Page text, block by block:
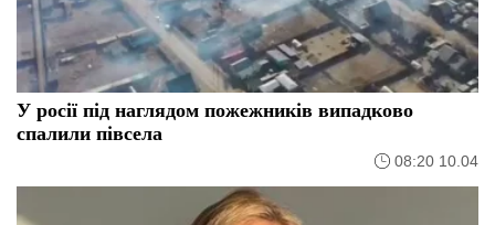
У росії під наглядом пожежників випадково
спалили півсела
08:20 10.04